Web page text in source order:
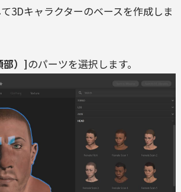
3Dキャラクターのベースを作成しま
部）]のパーツを選択します。